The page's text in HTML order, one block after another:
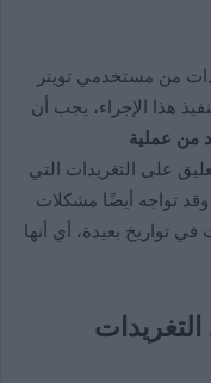
من مستخدمي تويتر
هذا الإجراء، يجب أن
من عملية
على التغريدات التي
تواجه أيضًا مشكلات
تواريخ بعيدة، أي أنها